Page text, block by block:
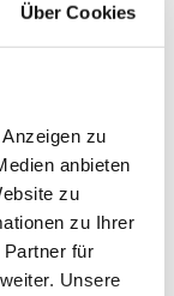
Über Cookies
zu
anbieten
zu
zu Ihrer
für
Unsere
Weise von
Mit unseren
verfeinern wir
dürfen mit
seinen
sich nicht von
Kaninchen
dabei auf